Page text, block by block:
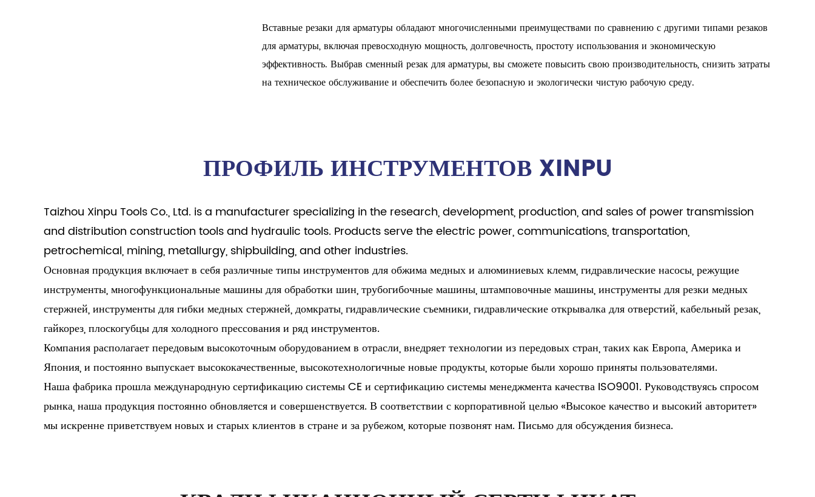
Вставные резаки для арматуры обладают многочисленными преимуществами по сравнению с другими типами резаков
для арматуры, включая превосходную мощность, долговечность, простоту использования и экономическую
эффективность. Выбрав сменный резак для арматуры, вы сможете повысить свою производительность, снизить затраты
на техническое обслуживание и обеспечить более безопасную и экологически чистую рабочую среду.
ПРОФИЛЬ ИНСТРУМЕНТОВ XINPU
Taizhou Xinpu Tools Co., Ltd. is a manufacturer specializing in the research, development, production, and sales of power transmission
and distribution construction tools and hydraulic tools. Products serve the electric power, communications, transportation,
petrochemical, mining, metallurgy, shipbuilding, and other industries.
Основная продукция включает в себя различные типы инструментов для обжима медных и алюминиевых клемм, гидравлические насосы, режущие
инструменты, многофункциональные машины для обработки шин, трубогибочные машины, штамповочные машины, инструменты для резки медных
стержней, инструменты для гибки медных стержней, домкраты, гидравлические съемники, гидравлические открывалка для отверстий, кабельный резак,
гайкорез, плоскогубцы для холодного прессования и ряд инструментов.
Компания располагает передовым высокоточным оборудованием в отрасли, внедряет технологии из передовых стран, таких как Европа, Америка и
Япония, и постоянно выпускает высококачественные, высокотехнологичные новые продукты, которые были хорошо приняты пользователями.
Наша фабрика прошла международную сертификацию системы CE и сертификацию системы менеджмента качества ISO9001. Руководствуясь спросом
рынка, наша продукция постоянно обновляется и совершенствуется. В соответствии с корпоративной целью «Высокое качество и высокий авторитет»
мы искренне приветствуем новых и старых клиентов в стране и за рубежом, которые позвонят нам. Письмо для обсуждения бизнеса.